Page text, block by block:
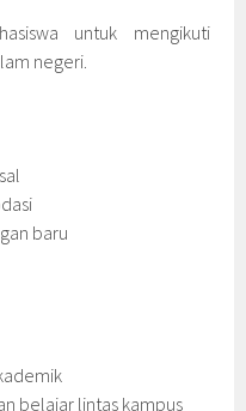
untuk mengikuti
negeri.
baru
belajar lintas kampus